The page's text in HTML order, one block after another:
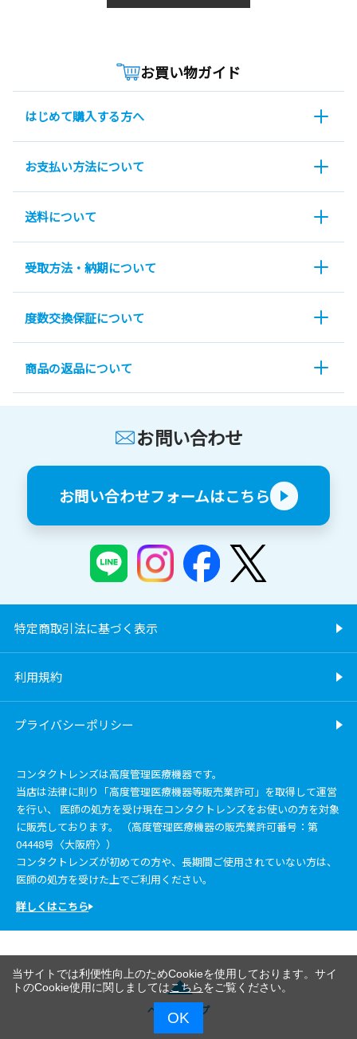
お買い物ガイド
はじめて購入する方へ
お支払い方法について
送料について
受取方法・納期について
度数交換保証について
商品の返品について
お問い合わせ
お問い合わせフォームはこちら
特定商取引法に基づく表示
利用規約
プライバシーポリシー
コンタクトレンズは高度管理医療機器です。
当店は法律に則り「高度管理医療機器等販売業許可」を取得して運営
を行い、 医師の処方を受け現在コンタクトレンズをお使いの方を対象
に販売しております。 （高度管理医療機器の販売業許可番号：第
04448号〈大阪府〉）
コンタクトレンズが初めての方や、長期間ご使用されていない方は、
医師の処方を受けた上でご利用ください。
詳しくはこちら
ページトップ
当サイトでは利便性向上のためCookieを使用しております。サイ
トのCookie使用に関しましてはこちらをご覧ください。
OK